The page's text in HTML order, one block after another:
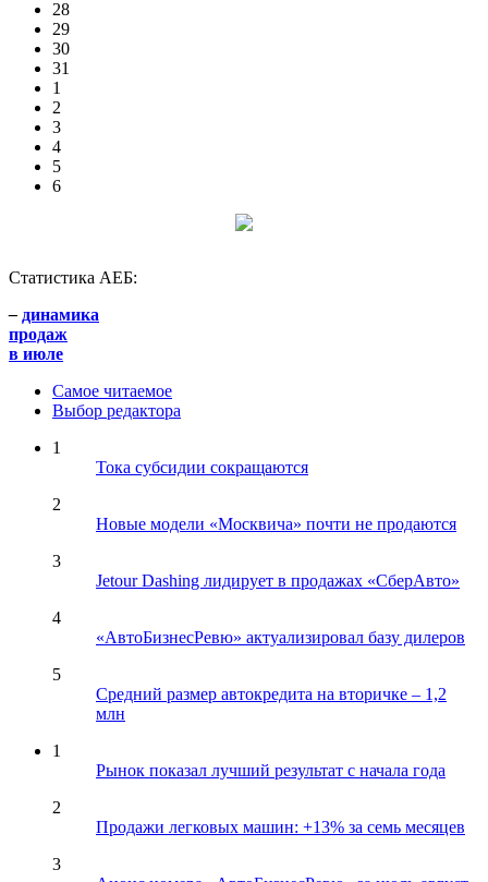
28
29
30
31
1
2
3
4
5
6
Статистика АЕБ:
– динамика
продаж
в июле
Самое читаемое
Выбор редактора
1
Тока субсидии сокращаются
2
Новые модели «Москвича» почти не продаются
3
Jetour Dashing лидирует в продажах «СберАвто»
4
«АвтоБизнесРевю» актуализировал базу дилеров
5
Средний размер автокредита на вторичке – 1,2
млн
1
Рынок показал лучший результат с начала года
2
Продажи легковых машин: +13% за семь месяцев
3